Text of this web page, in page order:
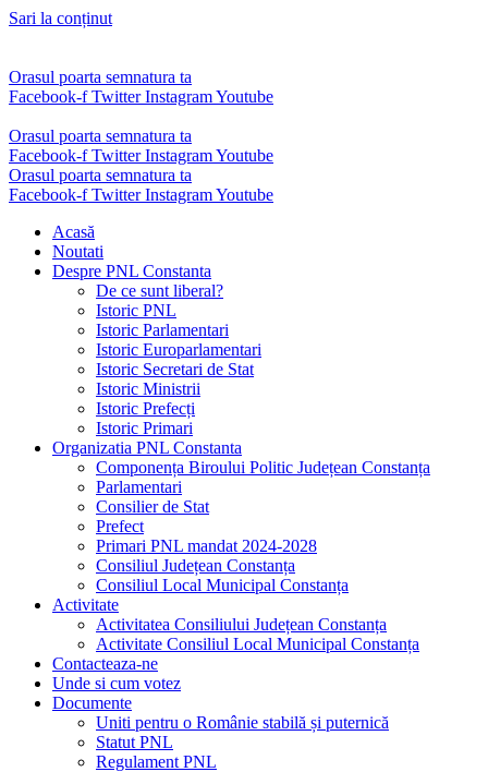
Sari la conținut
Orasul poarta semnatura ta
Facebook-f Twitter InstagramYoutube
Orasul poarta semnatura ta
Facebook-f Twitter InstagramYoutube
Orasul poarta semnatura ta
Facebook-f Twitter InstagramYoutube
Acasă
Noutati
Despre PNL Constanta
De ce sunt liberal?
Istoric PNL
Istoric Parlamentari
Istoric Europarlamentari
Istoric Secretari de Stat
Istoric Ministrii
Istoric Prefecți
Istoric Primari
Organizatia PNL Constanta
Componența Biroului Politic Județean Constanța
Parlamentari
Consilier de Stat
Prefect
Primari PNL mandat 2024-2028
Consiliul Județean Constanța
Consiliul Local Municipal Constanța
Activitate
Activitatea Consiliului Județean Constanța
Activitate Consiliul Local Municipal Constanța
Contacteaza-ne
Unde si cum votez
Documente
Uniti pentru o Românie stabilă și puternică
Statut PNL
Regulament PNL